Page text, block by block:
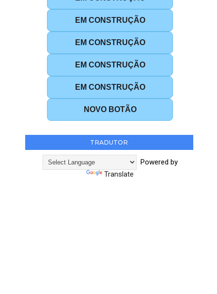
EM CONSTRUÇÃO
EM CONSTRUÇÃO
EM CONSTRUÇÃO
EM CONSTRUÇÃO
NOVO BOTÃO
TRADUTOR
Powered by
Translate